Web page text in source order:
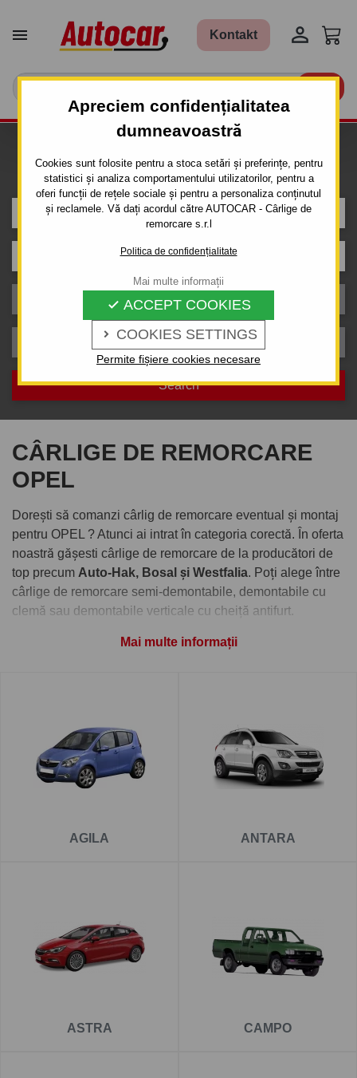
Apreciem confidențialitatea
dumneavoastră
Cookies sunt folosite pentru a stoca setări și preferințe, pentru
statistici și analiza comportamentului utilizatorilor, pentru a
oferi funcții de rețele sociale și pentru a personaliza conținutul
și reclamele. Vă dați acordul către AUTOCAR - Cârlige de
remorcare s.r.l
Politica de confidențialitate
 COOKIES SETTINGS
 ACCEPT COOKIES
Permite fișiere cookies necesare
Mai multe informații
 Kontakt 
mașina
OPEL
An de producție
CÂRLIGE DE REMORCARE
OPEL
Dorești să comanzi cârlig de remorcare eventual și montaj
pentru OPEL ? Atunci ai intrat în categoria corectă. În oferta
noastră gășesti cârlige de remorcare de la producători de
top precum Auto-Hak, Bosal și Westfalia. Poți alege între
cârlige de remorcare semi-demontabile, demontabile cu
clemă sau demontabile verticale cu cheiță antifurt.
Comandați cârlig de remorcare
de încredere pentru OPEL . Toate cârligele de remorcare
au un tratament special de suprafață anticorozivă și sunt
o garanție de 5 ani.
tractați. De asemenea puteți alege și montarea cârligului
Mai multe informații
AGILA ANTARA
ASTRA CAMPO